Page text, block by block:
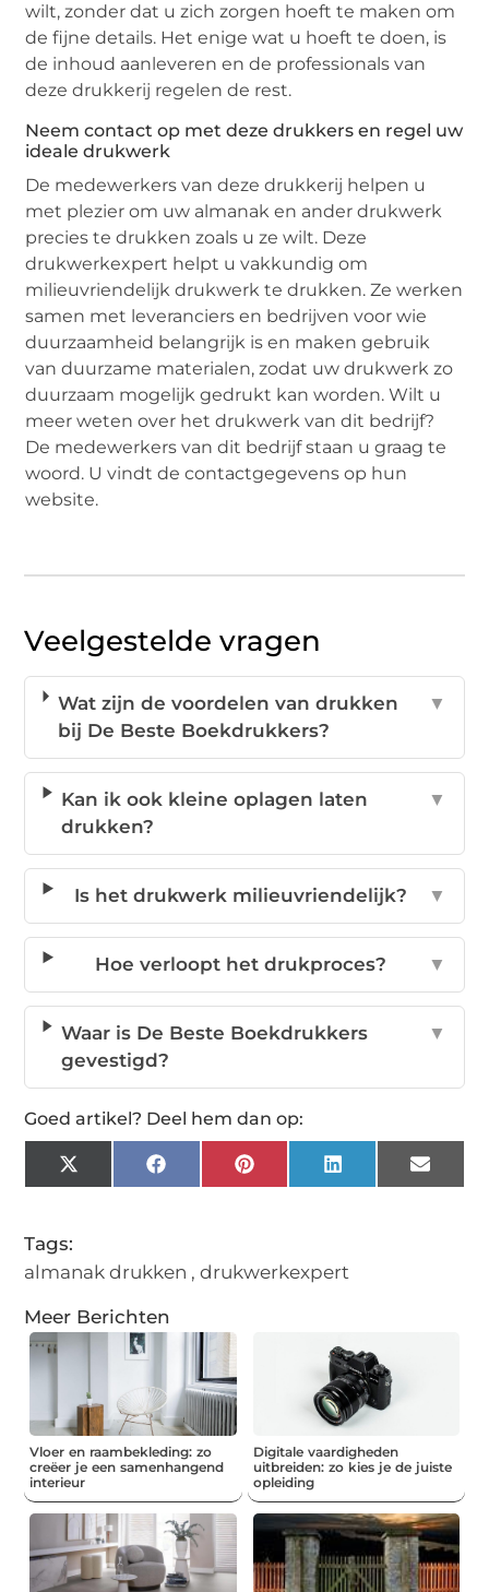
wilt, zonder dat u zich zorgen hoeft te maken om
de fijne details. Het enige wat u hoeft te doen, is
de inhoud aanleveren en de professionals van
deze drukkerij regelen de rest.
Neem contact op met deze drukkers en regel uw
ideale drukwerk
De medewerkers van deze drukkerij helpen u
met plezier om uw almanak en ander drukwerk
precies te drukken zoals u ze wilt. Deze
drukwerkexpert helpt u vakkundig om
milieuvriendelijk drukwerk te drukken. Ze werken
samen met leveranciers en bedrijven voor wie
duurzaamheid belangrijk is en maken gebruik
van duurzame materialen, zodat uw drukwerk zo
duurzaam mogelijk gedrukt kan worden. Wilt u
meer weten over het drukwerk van dit bedrijf?
De medewerkers van dit bedrijf staan u graag te
woord. U vindt de contactgegevens op hun
website.
Veelgestelde vragen
Wat zijn de voordelen van drukken
bij De Beste Boekdrukkers?
▼
Kan ik ook kleine oplagen laten
drukken?
▼
Is het drukwerk milieuvriendelijk? ▼
Hoe verloopt het drukproces? ▼
Waar is De Beste Boekdrukkers
gevestigd?
▼
Goed artikel? Deel hem dan op:
X
(Twitter)
FacebookPinterestLinkedInEmail
Tags:
almanak drukken ,drukwerkexpert
Meer Berichten
Vloer en raambekleding: zo
creëer je een samenhangend
interieur
Digitale vaardigheden
uitbreiden: zo kies je de juiste
opleiding